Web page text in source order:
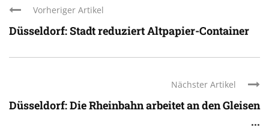
Vorheriger Artikel
Düsseldorf: Stadt reduziert Altpapier-Container
Nächster Artikel
Düsseldorf: Die Rheinbahn arbeitet an den Gleisen
...